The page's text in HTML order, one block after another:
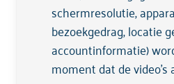
schermresolutie,
bezoekgedrag, locatie
accountinformatie)
moment dat de video's